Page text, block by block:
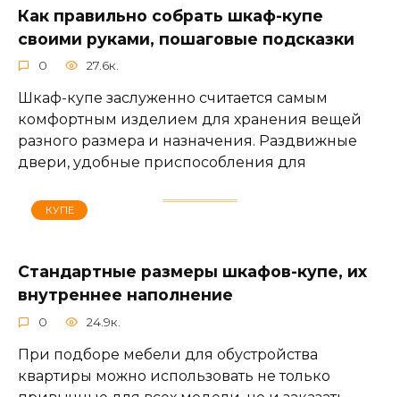
Как правильно собрать шкаф-купе
своими руками, пошаговые подсказки
0 27.6к.
Шкаф-купе заслуженно считается самым
комфортным изделием для хранения вещей
разного размера и назначения. Раздвижные
двери, удобные приспособления для
КУПЕ
Стандартные размеры шкафов-купе, их
внутреннее наполнение
0 24.9к.
При подборе мебели для обустройства
квартиры можно использовать не только